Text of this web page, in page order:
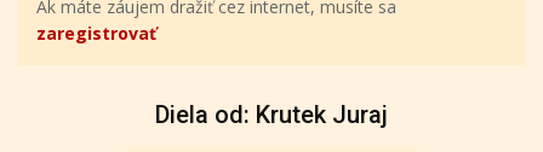
Ak máte záujem dražiť cez internet, musíte sa
zaregistrovať
Diela od: Krutek Juraj